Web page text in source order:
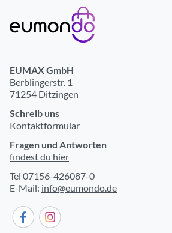
EUMAX GmbH
Berblingerstr. 1
71254 Ditzingen
Schreib uns
Kontaktformular
Fragen und Antworten
findest du hier
Tel 07156-426087-0
E-Mail: info@eumondo.de